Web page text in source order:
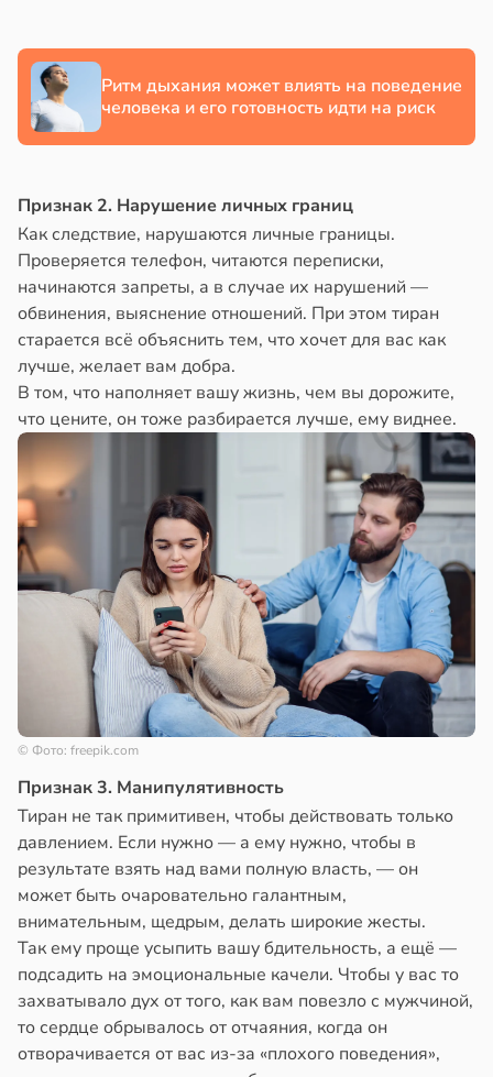
Ритм дыхания может влиять на поведение
человека и его готовность идти на риск
Признак 2. Нарушение личных границ
Как следствие, нарушаются личные границы.
Проверяется телефон, читаются переписки,
начинаются запреты, а в случае их нарушений —
обвинения, выяснение отношений. При этом тиран
старается всё объяснить тем, что хочет для вас как
лучше, желает вам добра.
В том, что наполняет вашу жизнь, чем вы дорожите,
что цените, он тоже разбирается лучше, ему виднее.
© Фото: freepik.com
Признак 3. Манипулятивность
Тиран не так примитивен, чтобы действовать только
давлением. Если нужно — а ему нужно, чтобы в
результате взять над вами полную власть, — он
может быть очаровательно галантным,
внимательным, щедрым, делать широкие жесты.
Так ему проще усыпить вашу бдительность, а ещё —
подсадить на эмоциональные качели. Чтобы у вас то
захватывало дух от того, как вам повезло с мужчиной,
то сердце обрывалось от отчаяния, когда он
отворачивается от вас из-за «плохого поведения»,